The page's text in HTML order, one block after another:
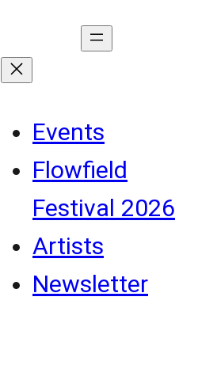
Events
Flowfield
Festival 2026
Artists
Newsletter